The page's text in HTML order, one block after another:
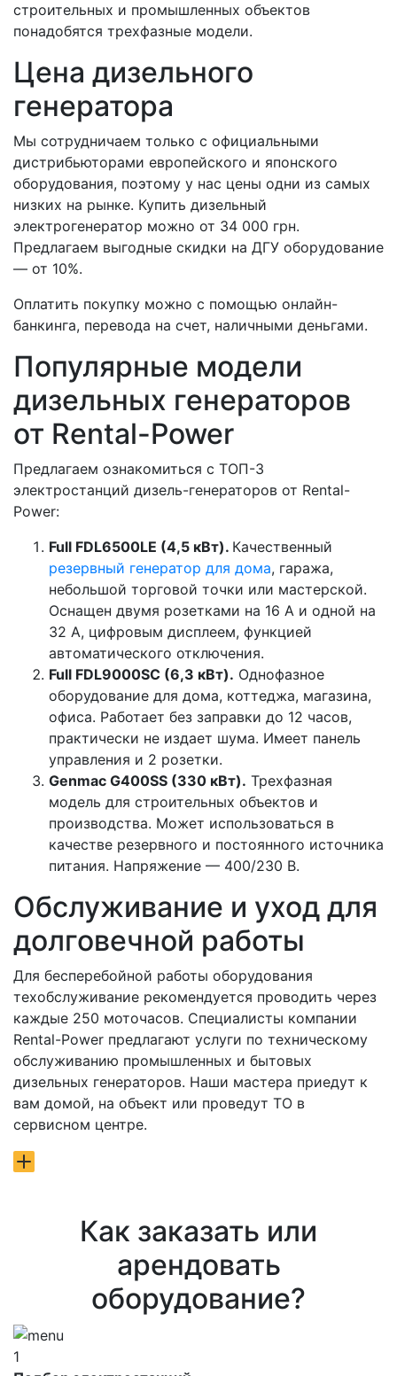
строительных и промышленных объектов
понадобятся трехфазные модели.
Цена дизельного
генератора
Мы сотрудничаем только с официальными
дистрибьюторами европейского и японского
оборудования, поэтому у нас цены одни из самых
низких на рынке. Купить дизельный
электрогенератор можно от 34 000 грн.
Предлагаем выгодные скидки на ДГУ оборудование
— от 10%.
Оплатить покупку можно с помощью онлайн-
банкинга, перевода на счет, наличными деньгами.
Популярные модели
дизельных генераторов
от Rental-Power
Предлагаем ознакомиться с ТОП-3
электростанций дизель-генераторов от Rental-
Power:
Full FDL6500LE (4,5 кВт). Качественный
резервный генератор для дома, гаража,
небольшой торговой точки или мастерской.
Оснащен двумя розетками на 16 А и одной на
32 А, цифровым дисплеем, функцией
автоматического отключения.
Full FDL9000SC (6,3 кВт). Однофазное
оборудование для дома, коттеджа, магазина,
офиса. Работает без заправки до 12 часов,
практически не издает шума. Имеет панель
управления и 2 розетки.
Genmac G400SS (330 кВт). Трехфазная
модель для строительных объектов и
производства. Может использоваться в
качестве резервного и постоянного источника
питания. Напряжение — 400/230 В.
Обслуживание и уход для
долговечной работы
Для бесперебойной работы оборудования
техобслуживание рекомендуется проводить через
каждые 250 моточасов. Специалисты компании
Rental-Power предлагают услуги по техническому
обслуживанию промышленных и бытовых
дизельных генераторов. Наши мастера приедут к
вам домой, на объект или проведут ТО в
сервисном центре.
Как заказать или
арендовать
оборудование?
1